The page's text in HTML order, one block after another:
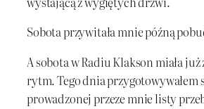
Sobota przywitała mnie późną
A sobota w Radiu Klakson miała
rytm. Tego dnia przygotowywałem
prowadzonej przeze mnie listy